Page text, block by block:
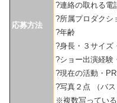
応募方法
?連絡の取れる電
?所属プロダクシ
?年齢
?身長・３サイズ
?ショー出演経験
?現在の活動・
?写真２点 （バス
※複数写ってい